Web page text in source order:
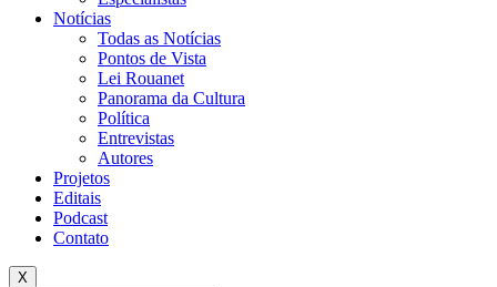
Notícias
Todas as Notícias
Pontos de Vista
Lei Rouanet
Panorama da Cultura
Política
Entrevistas
Autores
Projetos
Editais
Podcast
Contato
X